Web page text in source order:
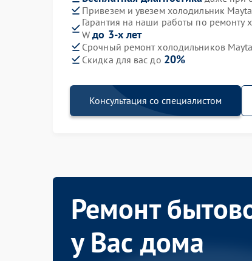
Привезем и увезем холодильник
Гарантия на наши работы по ремонту
Wдо 3-х лет
Срочный ремонт холодильников
Скидка для вас до 20%
Консультация со специалистом
Ремонт
у Вас дома